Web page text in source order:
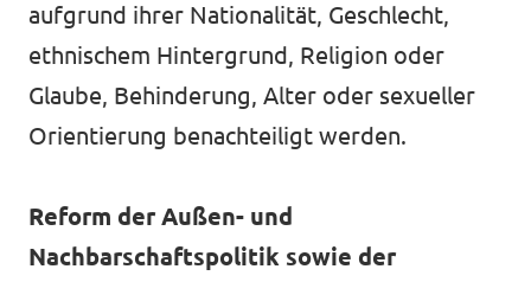
aufgrund ihrer Nationalität, Geschlecht,
ethnischem Hintergrund, Religion oder
Glaube, Behinderung, Alter oder sexueller
Orientierung benachteiligt werden.
Reform der Außen- und
Nachbarschaftspolitik sowie der